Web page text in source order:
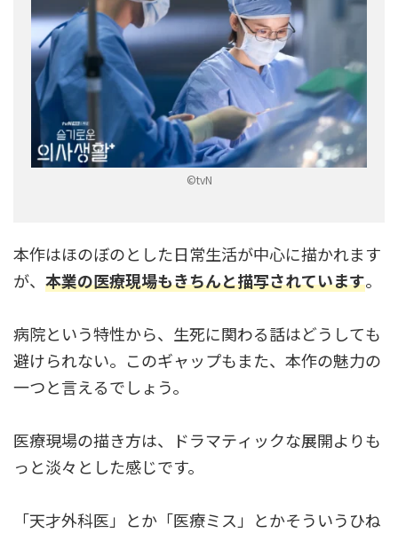
©tvN
本作はほのぼのとした日常生活が中心に描かれます
が、 本業の医療現場もきちんと描写されています。
病院という特性から、生死に関わる話はどうしても
避けられない。このギャップもまた、本作の魅力の
一つと言えるでしょう。
医療現場の描き方は、ドラマティックな展開よりも
っと淡々とした感じです。
「天才外科医」とか「医療ミス」とかそういうひね